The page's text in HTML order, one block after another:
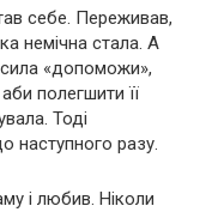
себе. Переживав,
немічна стала. А
«допоможи»,
полегшити її
Тоді
наступного разу.
і любив. Ніколи